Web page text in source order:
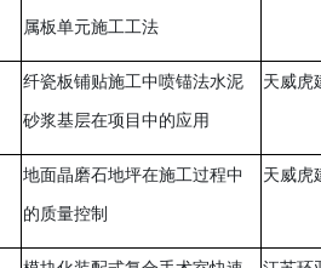
属板单元施工工法
纤瓷板铺贴施工中喷锚法水泥
砂浆基层在项目中的应用
天威虎
地面晶磨石地坪在施工过程中
的质量控制
天威虎